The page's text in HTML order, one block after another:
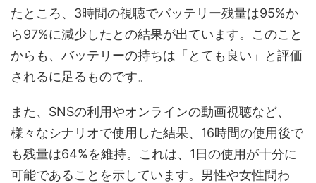
たところ、3時間の視聴でバッテリー残量は95%か
ら97%に減少したとの結果が出ています。このこと
からも、バッテリーの持ちは「とても良い」と評価
されるに足るものです。
また、SNSの利用やオンラインの動画視聴など、
様々なシナリオで使用した結果、16時間の使用後で
も残量は64%を維持。これは、1日の使用が十分に
可能であることを示しています。男性や女性問わ